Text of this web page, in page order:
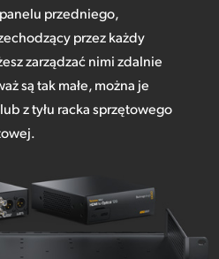
przedniego,
przez każdy
zarządzać nimi zdalnie
są tak małe, można je
z tyłu racka sprzętowego